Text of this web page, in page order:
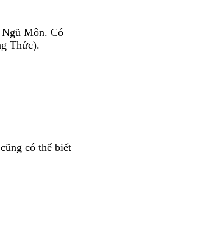
Môn. Có
Thức).
có thể biết